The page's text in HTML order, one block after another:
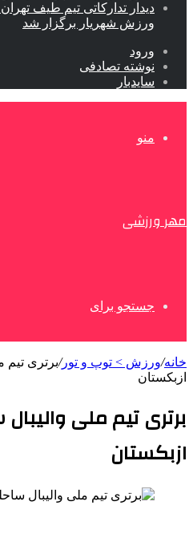
دیدار تدارکاتی تیم طیف
ورزش شهریار برگزار شد
ورود
نوشته تصادفی
سایدبار
منو
مهر ورزشی
جستجو برای
خانه/ورزش > توپ و تور/برتری تیم
ازبکستان
برتری تیم ملی
ازبکستان